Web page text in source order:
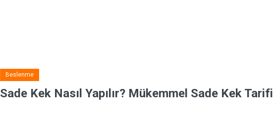
Beslenme
Sade Kek Nasıl Yapılır? Mükemmel Sade Kek Tarifi